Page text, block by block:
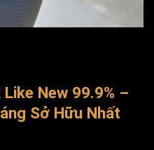
New 99.9% –
Sở Hữu Nhất